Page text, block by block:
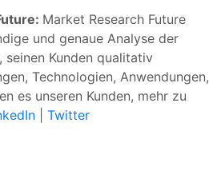
Market Research Future
und genaue Analyse der
Kunden qualitativ
Technologien, Anwendungen,
es unseren Kunden, mehr zu
Twitter